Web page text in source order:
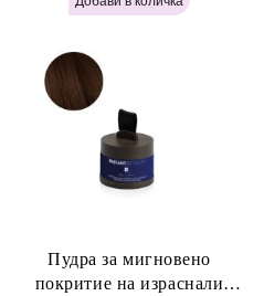
Blonde H645
Пудра за мигновено
покритие на израснали